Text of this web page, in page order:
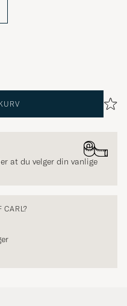
at du velger din vanlige
CARL?